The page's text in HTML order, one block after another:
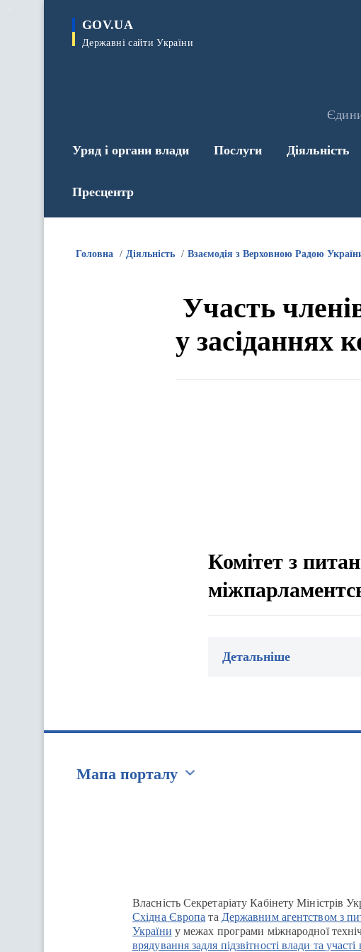
GOV.UA
Державні сайти України
Уряд і органи влади Послуги Діяльність
Пресцентр
Головна Діяльність Взаємодія з Верховною Радою
Участь
у засіданнях
Комітет з
Детальніше
Мапа порталу
Власність Секретаріату Кабінету Міністрів
Східна Європа та Державним агентством з
України у межах програми міжнародної
врядування задля підзвітності влади та